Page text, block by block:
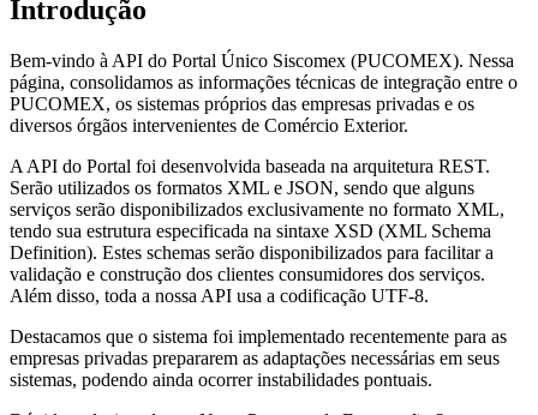
Introdução
Bem-vindo à API do Portal Único Siscomex (PUCOMEX). Nessa
página, consolidamos as informações técnicas de integração entre o
PUCOMEX, os sistemas próprios das empresas privadas e os
diversos órgãos intervenientes de Comércio Exterior.
A API do Portal foi desenvolvida baseada na arquitetura REST.
Serão utilizados os formatos XML e JSON, sendo que alguns
serviços serão disponibilizados exclusivamente no formato XML,
tendo sua estrutura especificada na sintaxe XSD (XML Schema
Definition). Estes schemas serão disponibilizados para facilitar a
validação e construção dos clientes consumidores dos serviços.
Além disso, toda a nossa API usa a codificação UTF-8.
Destacamos que o sistema foi implementado recentemente para as
empresas privadas prepararem as adaptações necessárias em seus
sistemas, podendo ainda ocorrer instabilidades pontuais.